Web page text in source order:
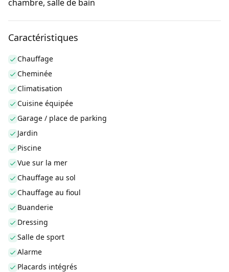
chambre, salle de bain
Caractéristiques
Chauffage
Cheminée
Climatisation
Cuisine équipée
Garage / place de parking
Jardin
Piscine
Vue sur la mer
Chauffage au sol
Chauffage au fioul
Buanderie
Dressing
Salle de sport
Alarme
Placards intégrés